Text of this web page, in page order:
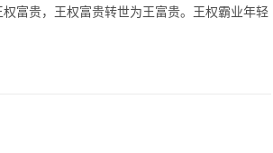
富贵，王权富贵转世为王富贵。王权霸业年轻